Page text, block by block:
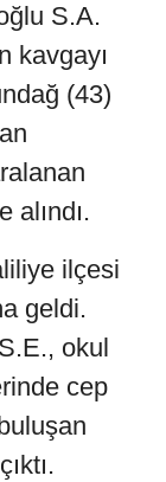
S.A.
kavgayı
(43)
alındı.
ilçesi
geldi.
okul
cep